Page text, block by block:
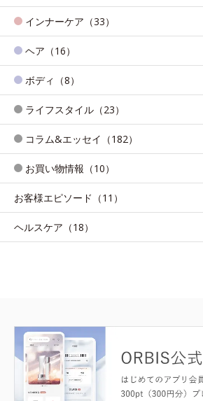
インナーケア（33）
ヘア（16）
ボディ（8）
ライフスタイル（23）
コラム&エッセイ（182）
お買い物情報（10）
お客様エピソード（11）
ヘルスケア（18）